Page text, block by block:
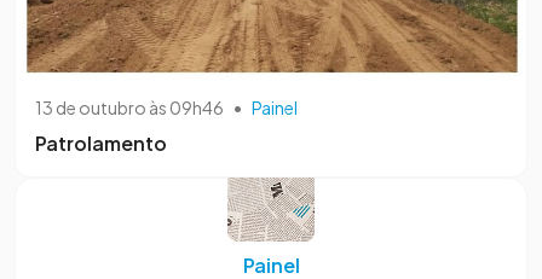
13 de outubro às 09h46 • Painel
Patrolamento
Painel